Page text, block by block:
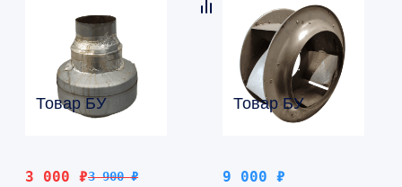
Товар БУ
3 900₽
Первоначальная
3 000 ₽
Текущая
Товар БУ
9 000 ₽